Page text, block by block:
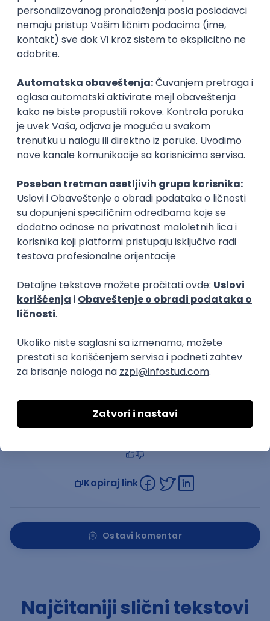
mišićima.
Isprobajte Kornel (Cornell notes) metodu
pisanja
metoda pisanja. Njena primena podrazumeva da se
stranica podeli na dve kolone. Desna kolona treba
da bude šira i tu treba zapisati sve ideje, tabele,
grafikone, takoreći sve što biste inače zapisali. Nema
veze ako je neuredna. U levu kolonu zabeležite
krupne teze, uopštavajući odgovarajuće ideje iz
ostaviti prazno kako biste tu kasnije izveli sažetak koji
dalje, prilikom učenja, može olakšati pronalaženje
neke konkretne teme.
Levoruki, nabavite flomastere
Da li vam mrlje od mastila, razmazana slova i nečitak
rukopis zvuče poznato?
povlačenje ruke preko ispisanog teksta neće ostaviti
neuredan trag i moći ćete maksimalno da iskoristite
prednosti rukom pisanog teksta.
Preuzeto sa sajta www.fakulteti.edukacija.rs
Kopiraj link
Ostavi komentar
Najčitaniji slični tekstovi